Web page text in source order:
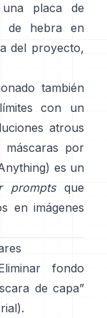
placa de
de hebra en
del proyecto,
también
con un
atrous
máscaras por
es un
promptsque
en imágenes
fondo
de capa”
).